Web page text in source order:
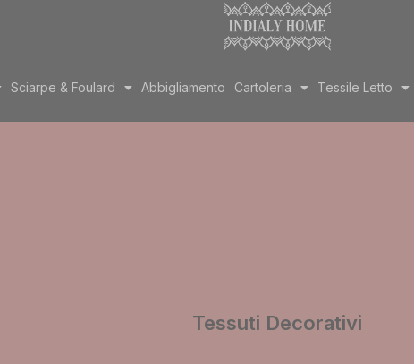
Sciarpe & Foulard Abbigliamento Cartoleria Tessile Letto
Tessuti Decorativi